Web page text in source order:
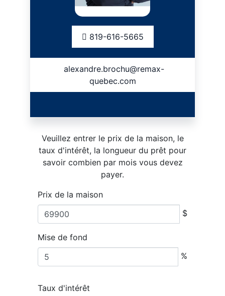
819-616-5665
alexandre.brochu@remax-
quebec.com
Veuillez entrer le prix de la maison, le
taux d'intérêt, la longueur du prêt pour
savoir combien par mois vous devez
payer.
Prix de la maison
$
Mise de fond
%
Taux d'intérêt